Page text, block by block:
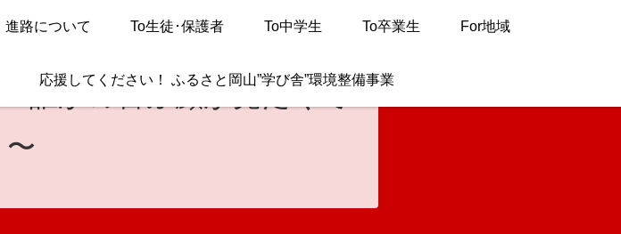
進路について To生徒･保護者 To中学生 To卒業生 For地域
応援してください！ ふるさと岡山”学び舎”環境整備事業
〜 誰かの喜ぶ顔が見たくて
〜